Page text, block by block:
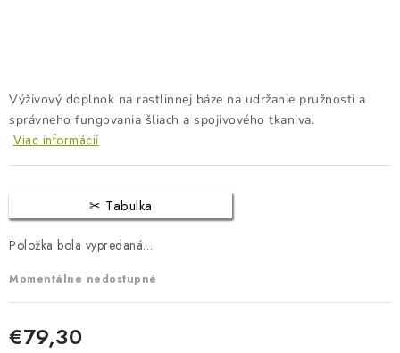
PREDAJŇA
ZNAČKY
Dodacie podmienky
Podmienky ochrany osobných údajov
Výživový doplnok na rastlinnej báze na udržanie pružnosti a
správneho fungovania šliach a spojivového tkaniva.
Viac informácií
Tabulka
Položka bola vypredaná…
Momentálne nedostupné
€79,30